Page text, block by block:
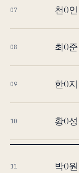
07 천O인
08 최O준
09 한O지
10 황O성
11 박O원